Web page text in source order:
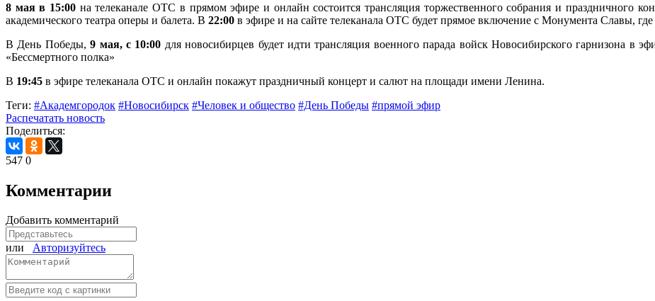
8 мая в 15:00 на телеканале ОТС в прямом эфире и онлайн состоится трансляция торжественного собрания и праздничного
академического театра оперы и балета. В 22:00 в эфире и на сайте телеканала ОТС будет прямое включение с Монумента Славы, где
В День Победы,9 мая, с 10:00 для новосибирцев будет идти трансляция военного парада войск Новосибирского гарнизона в
«Бессмертного полка»
В 19:45 в эфире телеканала ОТС и онлайн покажут праздничный концерт и салют на площади имени Ленина.
Теги: #Академгородок #Новосибирск #Человек и общество #День Победы #прямой эфир
Распечатать новость
Поделиться:
547 0
Комментарии
Добавить комментарий
или Авторизуйтесь